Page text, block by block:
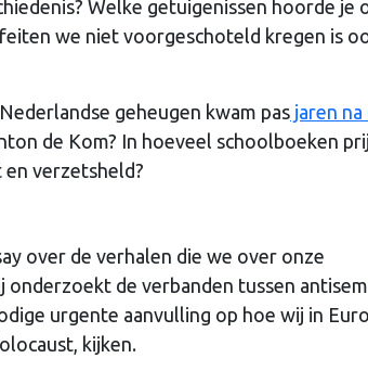
Welke getuigenissen hoorde je
we niet voorgeschoteld kregen is
geheugen kwam pas jaren na
de Kom? In hoeveel schoolboeken
en verzetsheld?
over de verhalen die we over onze
de verbanden tussen
urgente aanvulling op hoe wij in
kijken.